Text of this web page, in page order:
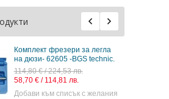
Комплект фрезери за легла
на дюзи- 62605 -BGS technic.
114,80 € / 224,53 лв.
58,70 € / 114,81 лв.
Добави към списък с желания